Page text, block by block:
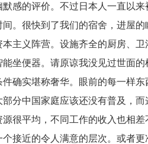
默感的评价。不过日本人一直以
间。很快到了我们的宿舍，进屋
本主义阵营。设施齐全的厨房、
能坐便器。请原谅我没见过世面
件确实堪称奢华。眼前的每一样
部分中国家庭应该还没有普及，
源很平均，不同工作的收入也相
个接近的令人满意的层次。或者